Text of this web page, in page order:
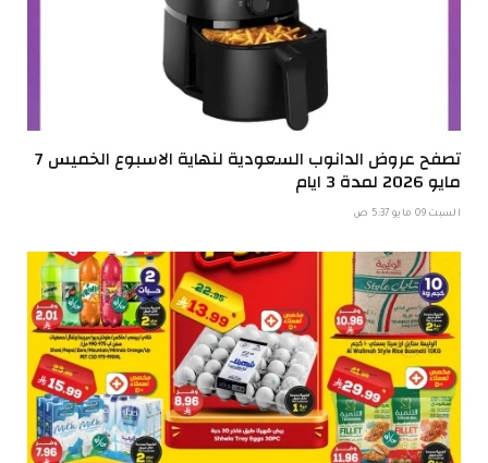
تصفح عروض الدانوب السعودية لنهاية الاسبوع الخميس 7
مايو 2026 لمدة 3 ايام
السبت 09 مايو 5:37 ص